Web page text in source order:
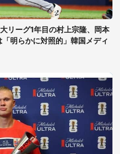
リーグ1年目の村上宗隆、岡本
明らかに対照的」韓国メディ